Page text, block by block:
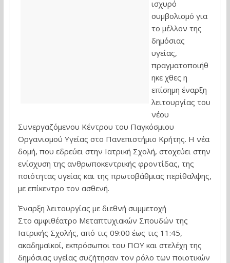
ισχυρό
συμβολισμό για
το μέλλον της
δημόσιας
υγείας,
πραγματοποιήθ
ηκε χθες η
επίσημη έναρξη
λειτουργίας του
νέου
Συνεργαζόμενου Κέντρου του Παγκόσμιου
Οργανισμού Υγείας στο Πανεπιστήμιο Κρήτης. Η νέα
δομή, που εδρεύει στην Ιατρική Σχολή, στοχεύει στην
ενίσχυση της ανθρωποκεντρικής φροντίδας, της
ποιότητας υγείας και της πρωτοβάθμιας περίθαλψης,
με επίκεντρο τον ασθενή.
Έναρξη λειτουργίας με διεθνή συμμετοχή
Στο αμφιθέατρο Μεταπτυχιακών Σπουδών της
Ιατρικής Σχολής, από τις 09:00 έως τις 11:45,
ακαδημαϊκοί, εκπρόσωποι του ΠΟΥ και στελέχη της
δημόσιας υγείας συζήτησαν τον ρόλο των ποιοτικών